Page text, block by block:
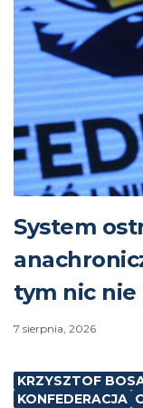
System
tym nic nie
7 sierpnia, 2026
KRZYSZTOF
KONFEDERACJA